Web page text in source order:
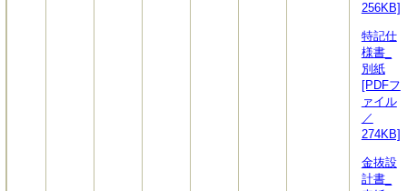
256KB]
特記仕
様書_
別紙
[PDFフ
ァイル
／
274KB]
金抜設
計書_